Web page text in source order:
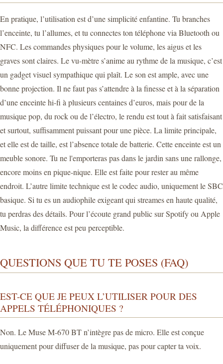
En pratique, l’utilisation est d’une simplicité enfantine. Tu branches
l’enceinte, tu l’allumes, et tu connectes ton téléphone via Bluetooth ou
NFC. Les commandes physiques pour le volume, les aigus et les
graves sont claires. Le vu-mètre s’anime au rythme de la musique, c’est
un gadget visuel sympathique qui plaît. Le son est ample, avec une
bonne projection. Il ne faut pas s’attendre à la finesse et à la séparation
d’une enceinte hi-fi à plusieurs centaines d’euros, mais pour de la
musique pop, du rock ou de l’électro, le rendu est tout à fait satisfaisant
et surtout, suffisamment puissant pour une pièce. La limite principale,
et elle est de taille, est l’absence totale de batterie. Cette enceinte est un
meuble sonore. Tu ne l'emporteras pas dans le jardin sans une rallonge,
encore moins en pique-nique. Elle est faite pour rester au même
endroit. L’autre limite technique est le codec audio, uniquement le SBC
basique. Si tu es un audiophile exigeant qui streames en haute qualité,
tu perdras des détails. Pour l’écoute grand public sur Spotify ou Apple
Music, la différence est peu perceptible.
QUESTIONS QUE TU TE POSES (FAQ)
EST-CE QUE JE PEUX L’UTILISER POUR DES
APPELS TÉLÉPHONIQUES ?
Non. Le Muse M-670 BT n’intègre pas de micro. Elle est conçue
uniquement pour diffuser de la musique, pas pour capter ta voix.